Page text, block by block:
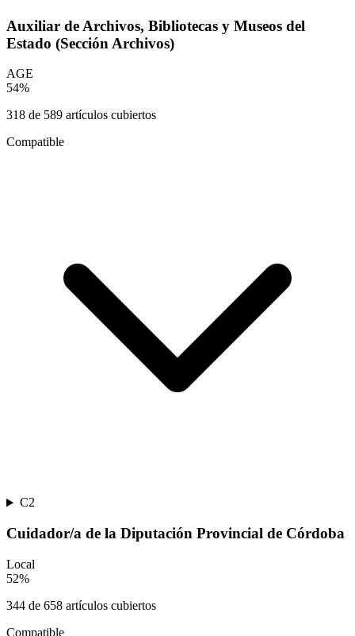
Auxiliar de Archivos, Bibliotecas y Museos del
Estado (Sección Archivos)
AGE
54%
318 de 589 artículos cubiertos
Compatible
C2
Cuidador/a de la Diputación Provincial de Córdoba
Local
52%
344 de 658 artículos cubiertos
Compatible